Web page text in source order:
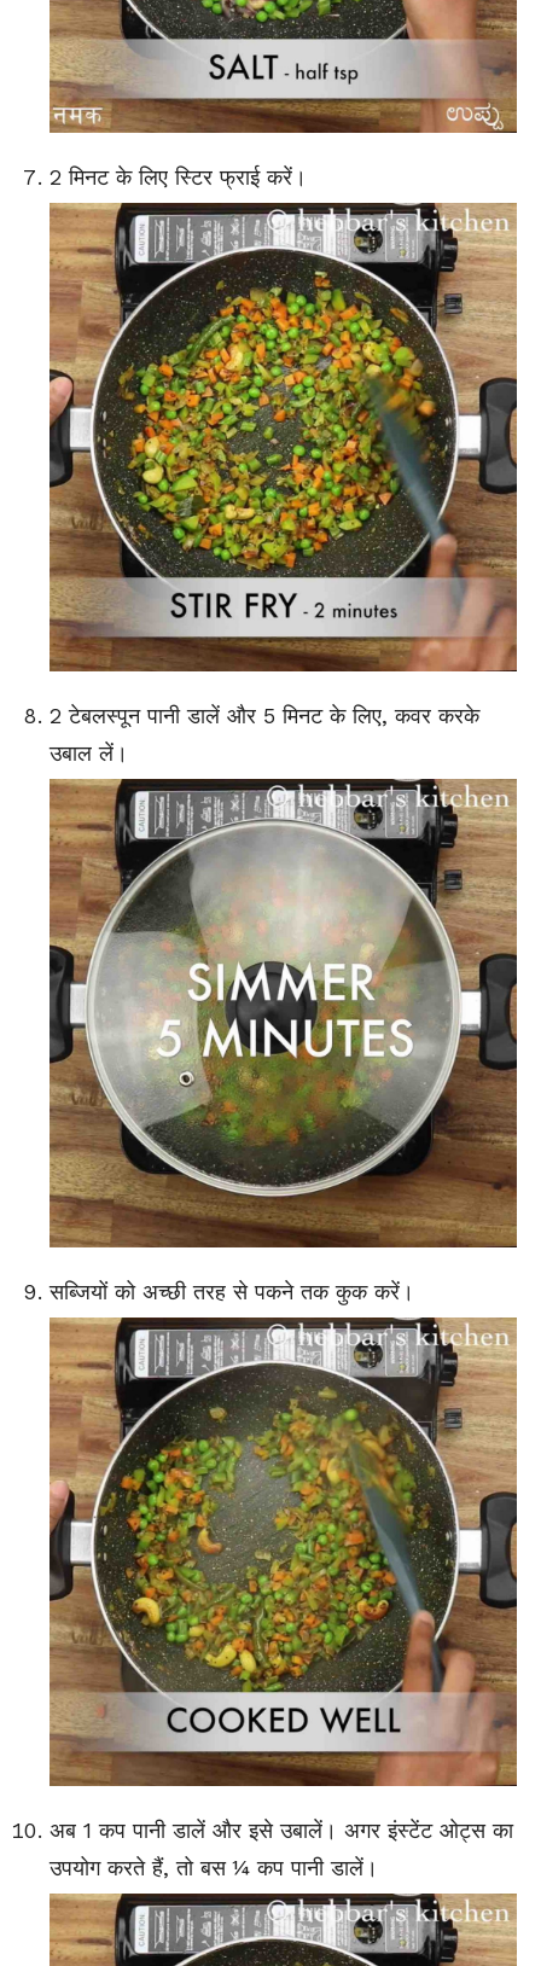
2 मिनट के लिए स्टिर फ्राई करें।
2 टेबलस्पून पानी डालें और 5 मिनट के लिए, कवर करके
उबाल लें।
सब्जियों को अच्छी तरह से पकने तक कुक करें।
अब 1 कप पानी डालें और इसे उबालें। अगरइंस्टेंटओट्स का
उपयोग करते हैं, तो बस ¼ कप पानी डालें।